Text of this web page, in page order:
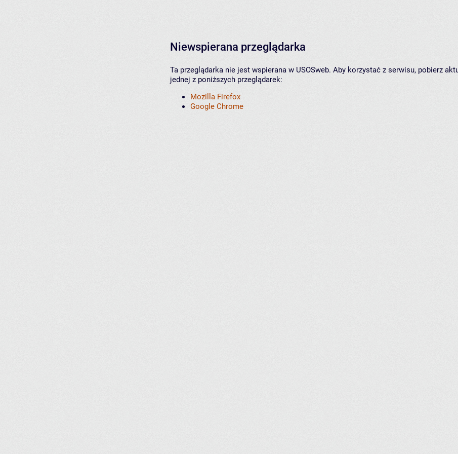
Niewspierana przeglądarka
Ta przeglądarka nie jest wspierana w USOSweb. Aby korzystać z serwisu, pobierz
jednej z poniższych przeglądarek:
Mozilla Firefox
Google Chrome